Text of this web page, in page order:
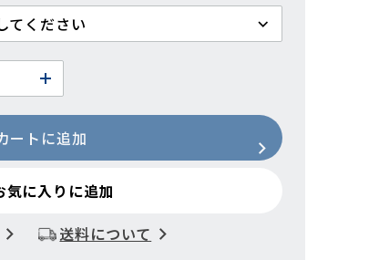
ートに追加
気に入りに追加
送料について